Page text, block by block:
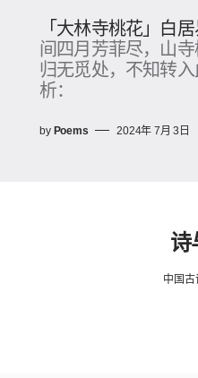
「大林寺桃花」白
间四月芳菲尽，山
归无觅处，不知转
析：
by Poems 2024年 7月 3日
诗
中国